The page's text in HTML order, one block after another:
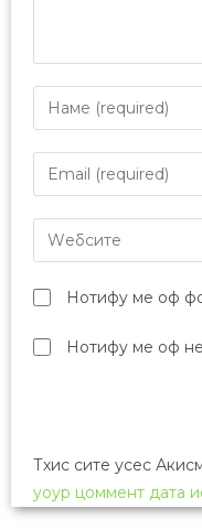
Нотифy ме оф
Нотифy ме оф
Тхис сите усес
yоур цоммент дата